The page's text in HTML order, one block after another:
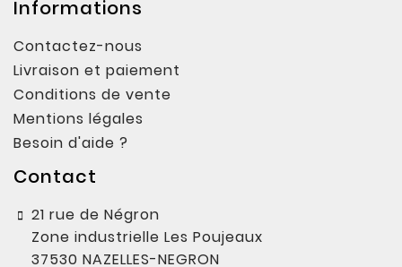
Informations
Contactez-nous
Livraison et paiement
Conditions de vente
Mentions légales
Besoin d'aide ?
Contact
21 rue de Négron
Zone industrielle Les Poujeaux
37530 NAZELLES-NEGRON